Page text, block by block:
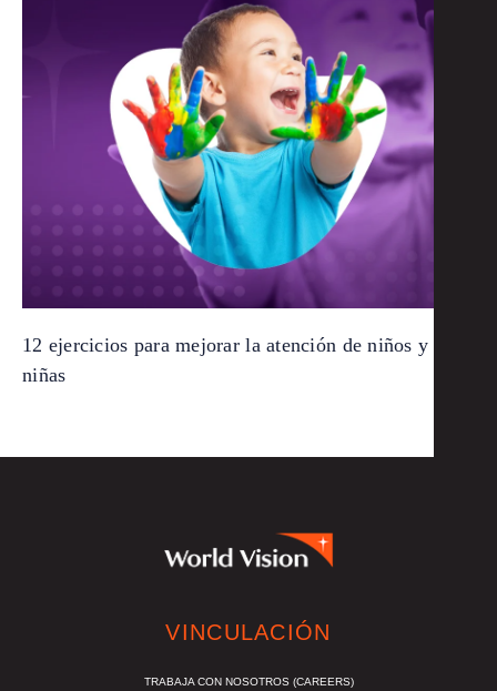
12 ejercicios para mejorar la atención de niños y
niñas
VINCULACIÓN
TRABAJA CON NOSOTROS (CAREERS)